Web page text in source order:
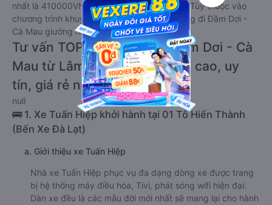
nhất là 410000VND của hãng xe Tuấn Hiệp. Tùy thuộc vào
chương trình khuyến mãi, giá vé Xe Lâm Đồng đi Đầm Dơi -
Cà Mau giường nằm này có thể sẽ rẻ hơn.
Tư vấn TOP 1 xe khách đi Đầm Dơi - Cà
Mau từ Lâm Đồng chất lượng cao, uy
tín, giá rẻ nhất 08/2026
null
🚌 1. Xe Tuấn Hiệp khởi hành tại 01 Tô Hiến Thành
(Bến Xe Đà Lạt)
a. Giới thiệu xe Tuấn Hiệp
Nhà xe Tuấn Hiệp phục vụ đa dạng dòng xe được trang
bị hệ thống máy điều hòa, Tivi, phát sóng wifi hiện đại.
Dàn xe đều là các mẫu đời mới nhất sẽ mang lại cho hành